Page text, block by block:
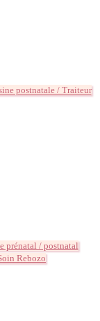
postnatale / Traiteur
prénatal / postnatal
Rebozo